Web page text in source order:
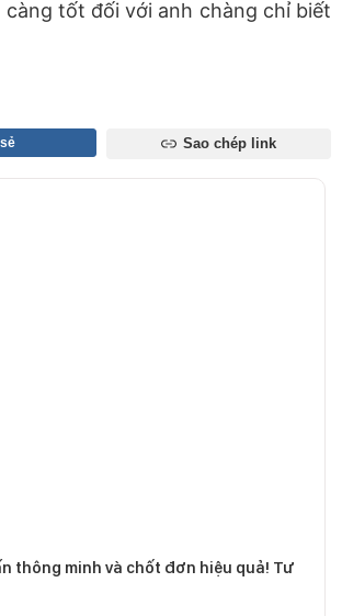
càng tốt đối với anh chàng chỉ biết
Sao chép link
thông minh và chốt đơn hiệu quả! Tư